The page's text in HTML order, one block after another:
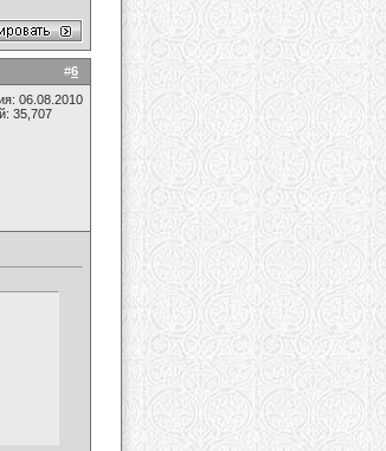
#6
06.08.2010
35,707